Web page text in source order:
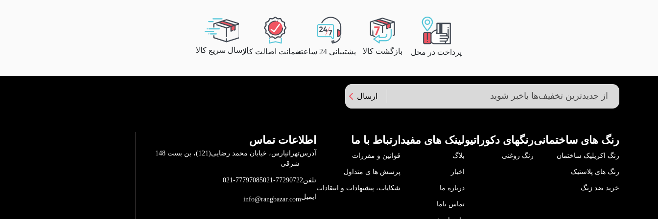
پرداخت در محل بازگشت کالا پشتیبانی 24 ساعته ضمانت اصالت کالاارسال سریع کالا
ارسال
رنگ های ساختمانی
رنگ اکریلیک ساختمان
رنگ های پلاستیک
خرید ضد زنگ
رنگهای دکوراتیو
رنگ روغنی
لینک های مفید
بلاگ
اخبار
درباره ما
تماس باما
ارتباط با ما
قوانین و مقررات
پرسش ها ی متداول
شکایات، پیشنهادات و انتقادات
اطلاعات تماس
آدرس
تهرانپارس، خیابان محمد رضایی(121)، بن بست 148
شرقی
تلفن021-77290722
021-77797085
ایمیلinfo@rangbazar.com